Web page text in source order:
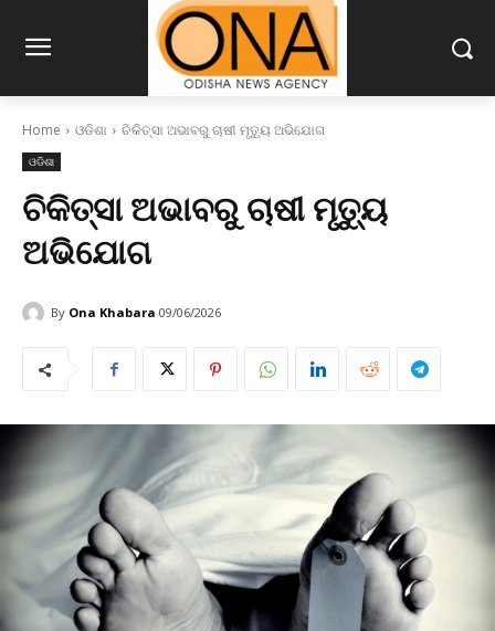
Home ଓଡିଶା ଚିକିତ୍ସା ଅଭାବରୁ ଚାଷୀ ମୃତ୍ୟୁ ଅଭିଯୋଗ
ଓଡିଶା
ଚିକିତ୍ସା ଅଭାବରୁ ଚାଷୀ ମୃତ୍ୟୁ
ଅଭିଯୋଗ
By Ona Khabara 09/06/2026